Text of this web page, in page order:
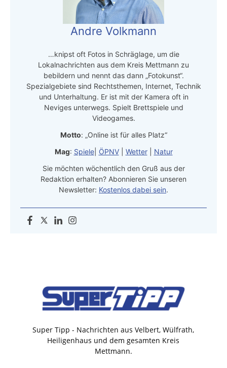
Andre Volkmann
…knipst oft Fotos in Schräglage, um die
Lokalnachrichten aus dem Kreis Mettmann zu
bebildern und nennt das dann „Fotokunst“.
Spezialgebiete sind Rechtsthemen, Internet, Technik
und Unterhaltung. Er ist mit der Kamera oft in
Neviges unterwegs. Spielt Brettspiele und
Videogames.
Motto: „Online ist für alles Platz“
Mag: Spiele| ÖPNV| Wetter| Natur
Sie möchten wöchentlich den Gruß aus der
Redaktion erhalten? Abonnieren Sie unseren
Newsletter: Kostenlos dabei sein.
Super Tipp - Nachrichten aus Velbert, Wülfrath,
Heiligenhaus und dem gesamten Kreis
Mettmann.